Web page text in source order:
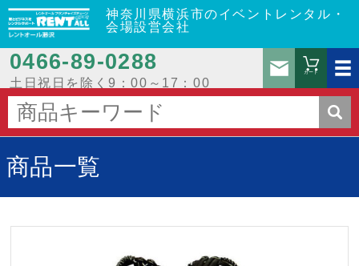
神奈川県横浜市のイベントレンタル・
会場設営会社
0466‐89‐0288
土日祝日を除く9：00～17：00
お問
カート
商品一覧